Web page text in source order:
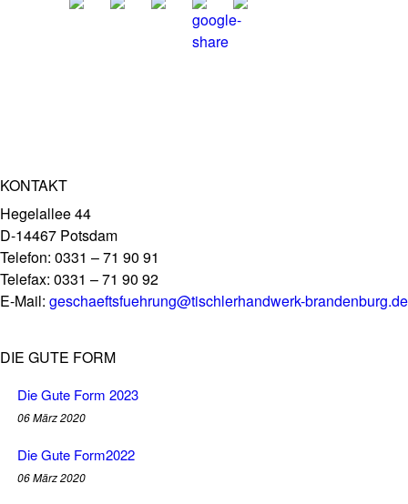
KONTAKT
Hegelallee 44
D-14467 Potsdam
Telefon: 0331 – 71 90 91
Telefax: 0331 – 71 90 92
E-Mail: geschaeftsfuehrung@tischlerhandwerk-brandenburg.de
DIE GUTE FORM
Die Gute Form 2023
06 März 2020
Die Gute Form2022
06 März 2020